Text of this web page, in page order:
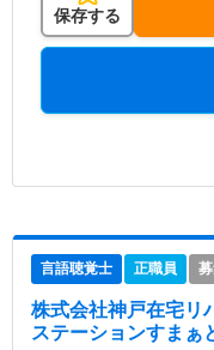
保存する
言語聴覚士 正職員
株式会社神戸在宅リ
ステーションすまぁ